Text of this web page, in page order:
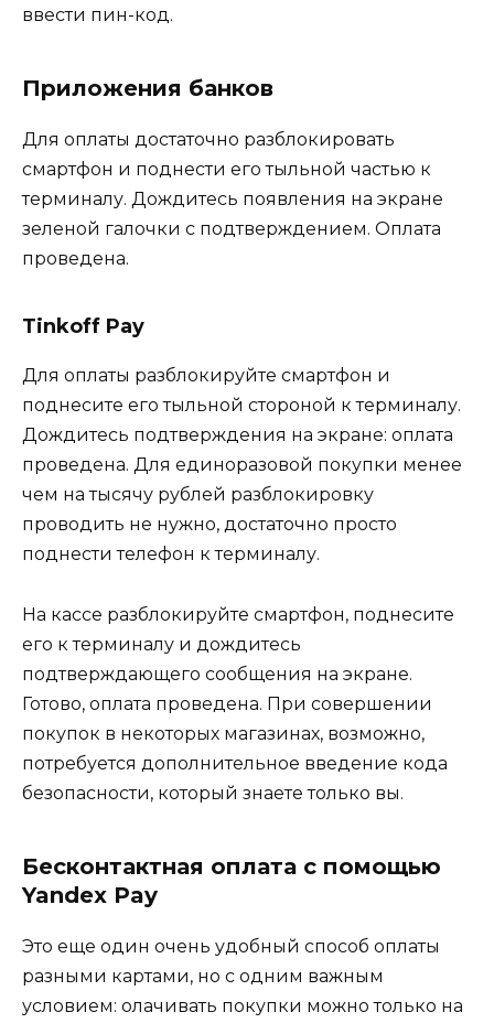
ввести пин-код.
Приложения банков
Для оплаты достаточно разблокировать
смартфон и поднести его тыльной частью к
терминалу. Дождитесь появления на экране
зеленой галочки с подтверждением. Оплата
проведена.
Tinkoff Pay
Для оплаты разблокируйте смартфон и
поднесите его тыльной стороной к терминалу.
Дождитесь подтверждения на экране: оплата
проведена. Для единоразовой покупки менее
чем на тысячу рублей разблокировку
проводить не нужно, достаточно просто
поднести телефон к терминалу.
На кассе разблокируйте смартфон, поднесите
его к терминалу и дождитесь
подтверждающего сообщения на экране.
Готово, оплата проведена. При совершении
покупок в некоторых магазинах, возможно,
потребуется дополнительное введение кода
безопасности, который знаете только вы.
Бесконтактная оплата с помощью
Yandex Pay
Это еще один очень удобный способ оплаты
разными картами, но с одним важным
условием: олачивать покупки можно только на